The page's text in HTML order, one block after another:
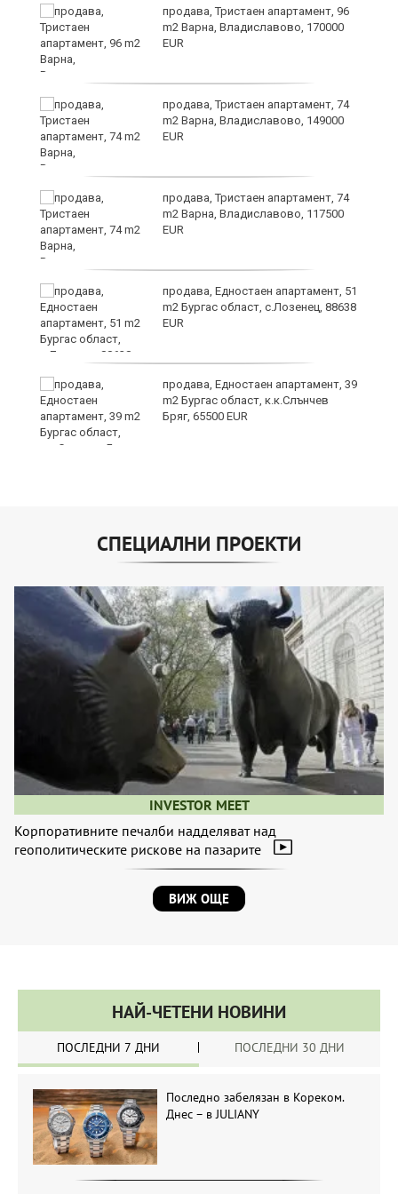
продава, Тристаен апартамент, 96
m2 Варна, Владиславово, 170000
EUR
продава, Тристаен апартамент, 74
m2 Варна, Владиславово, 149000
EUR
продава, Тристаен апартамент, 74
m2 Варна, Владиславово, 117500
EUR
продава, Едностаен апартамент, 51
m2 Бургас област, с.Лозенец, 88638
EUR
продава, Едностаен апартамент, 39
m2 Бургас област, к.к.Слънчев
Бряг, 65500 EUR
СПЕЦИАЛНИ ПРОЕКТИ
INVESTOR MEET
Корпоративните печалби надделяват над
геополитическите рискове на пазарите
ВИЖ ОЩЕ
НАЙ-ЧЕТЕНИ НОВИНИ
ПОСЛЕДНИ 7 ДНИ ПОСЛЕДНИ 30 ДНИ
Последно забелязан в Кореком.
Днес – в JULIANY